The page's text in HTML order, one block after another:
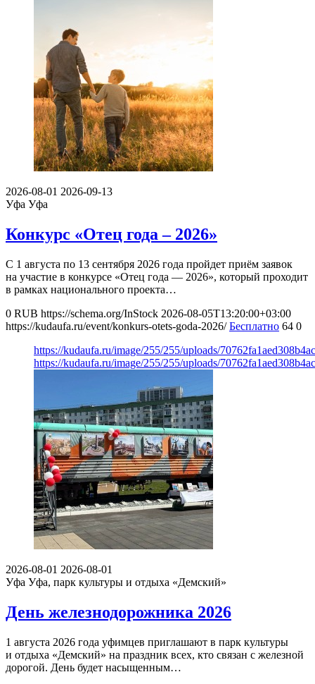
2026-08-01 2026-09-13
Уфа Уфа
Конкурс «Отец года – 2026»
С 1 августа по 13 сентября 2026 года пройдет приём заявок
на участие в конкурсе «Отец года — 2026», который проходит
в рамках национального проекта…
0 RUB https://schema.org/InStock 2026-08-05T13:20:00+03:00
https://kudaufa.ru/event/konkurs-otets-goda-2026/ Бесплатно 64 0
https://kudaufa.ru/image/255/255/uploads/
https://kudaufa.ru/image/255/255/uploads/
2026-08-01 2026-08-01
Уфа Уфа, парк культуры и отдыха «Демский»
День железнодорожника 2026
1 августа 2026 года уфимцев приглашают в парк культуры
и отдыха «Демский» на праздник всех, кто связан с железной
дорогой. День будет насыщенным…